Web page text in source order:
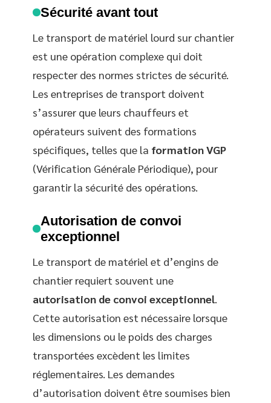
Sécurité avant tout
Le transport de matériel lourd sur chantier
est une opération complexe qui doit
respecter des normes strictes de sécurité.
Les entreprises de transport doivent
s’assurer que leurs chauffeurs et
opérateurs suivent des formations
spécifiques, telles que la formation VGP
(Vérification Générale Périodique), pour
garantir la sécurité des opérations.
Autorisation de convoi
exceptionnel
Le transport de matériel et d’engins de
chantier requiert souvent une
autorisation de convoi exceptionnel
Cette autorisation est nécessaire lorsque
les dimensions ou le poids des charges
transportées excèdent les limites
réglementaires. Les demandes
d’autorisation doivent être soumises bien